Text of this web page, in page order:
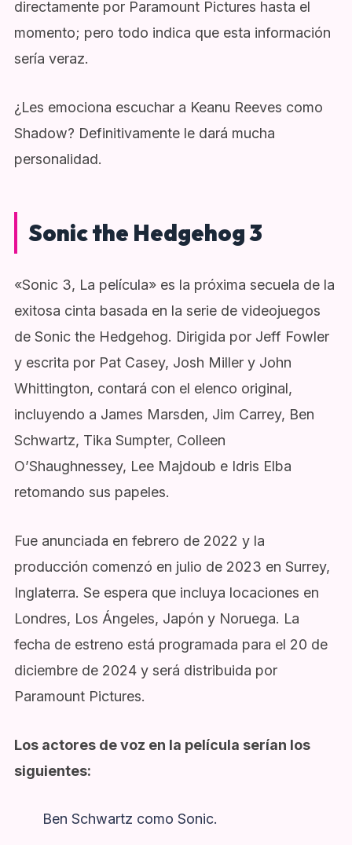
directamente por Paramount Pictures hasta el
momento; pero todo indica que esta información
sería veraz.
¿Les emociona escuchar a Keanu Reeves como
Shadow? Definitivamente le dará mucha
personalidad.
Sonic the Hedgehog 3
«Sonic 3, La película» es la próxima secuela de la
exitosa cinta basada en la serie de videojuegos
de Sonic the Hedgehog. Dirigida por Jeff Fowler
y escrita por Pat Casey, Josh Miller y John
Whittington, contará con el elenco original,
incluyendo a James Marsden, Jim Carrey, Ben
Schwartz, Tika Sumpter, Colleen
O’Shaughnessey, Lee Majdoub e Idris Elba
retomando sus papeles.
Fue anunciada en febrero de 2022 y la
producción comenzó en julio de 2023 en Surrey,
Inglaterra. Se espera que incluya locaciones en
Londres, Los Ángeles, Japón y Noruega. La
fecha de estreno está programada para el 20 de
diciembre de 2024 y será distribuida por
Paramount Pictures.
Los actores de voz en la película serían los
siguientes:
Ben Schwartz como Sonic.